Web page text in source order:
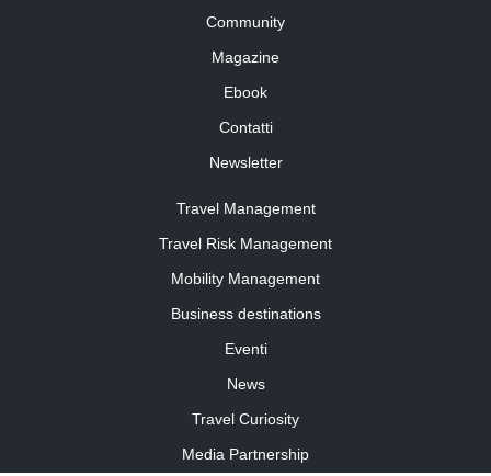
Community
Magazine
Ebook
Contatti
Newsletter
Travel Management
Travel Risk Management
Mobility Management
Business destinations
Eventi
News
Travel Curiosity
Media Partnership